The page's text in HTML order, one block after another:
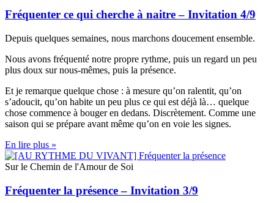
Fréquenter ce qui cherche à naitre – Invitation 4/9
Depuis quelques semaines, nous marchons doucement ensemble.
Nous avons fréquenté notre propre rythme, puis un regard un peu
plus doux sur nous-mêmes, puis la présence.
Et je remarque quelque chose : à mesure qu’on ralentit, qu’on
s’adoucit, qu’on habite un peu plus ce qui est déjà là… quelque
chose commence à bouger en dedans. Discrètement. Comme une
saison qui se prépare avant même qu’on en voie les signes.
En lire plus »
Sur le Chemin de l'Amour de Soi
Fréquenter la présence – Invitation 3/9